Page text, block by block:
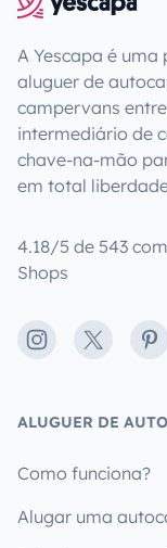
A Yescapa é
aluguer de
campervans
intermediário de
chave-na-mão
em total
4.18/5 de 543
Shops
Instagram
X
ALUGUER DE
Como funciona?
Alugar uma